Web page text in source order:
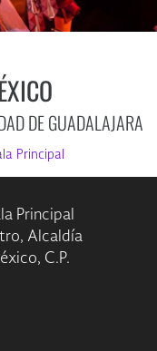
DE GUADALAJARA
Principal
Principal
Alcaldía
C.P.